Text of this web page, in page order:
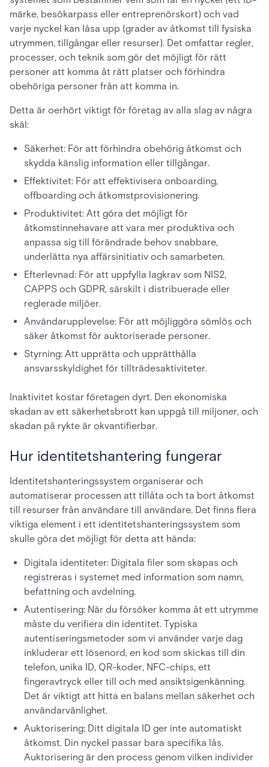
märke, besökarpass eller entreprenörskort) och vad
varje nyckel kan låsa upp (grader av åtkomst till fysiska
utrymmen, tillgångar eller resurser). Det omfattar regler,
processer, och teknik som gör det möjligt för rätt
personer att komma åt rätt platser och förhindra
obehöriga personer från att komma in.
Detta är oerhört viktigt för företag av alla slag av några
skäl:
Säkerhet: För att förhindra obehörig åtkomst och
skydda känslig information eller tillgångar.
Effektivitet: För att effektivisera onboarding,
offboarding och åtkomstprovisionering.
Produktivitet: Att göra det möjligt för
åtkomstinnehavare att vara mer produktiva och
anpassa sig till förändrade behov snabbare,
underlätta nya affärsinitiativ och samarbeten.
Efterlevnad: För att uppfylla lagkrav som NIS2,
CAPPS och GDPR, särskilt i distribuerade eller
reglerade miljöer.
Användarupplevelse: För att möjliggöra sömlös och
säker åtkomst för auktoriserade personer.
Styrning: Att upprätta och upprätthålla
ansvarsskyldighet för tillträdesaktiviteter.
Inaktivitet kostar företagen dyrt. Den ekonomiska
skadan av ett säkerhetsbrott kan uppgå till miljoner, och
skadan på rykte är okvantifierbar.
Hur identitetshantering fungerar
Identitetshanteringssystem organiserar och
automatiserar processen att tillåta och ta bort åtkomst
till resurser från användare till användare. Det finns flera
viktiga element i ett identitetshanteringssystem som
skulle göra det möjligt för detta att hända:
Digitala identiteter: Digitala filer som skapas och
registreras i systemet med information som namn,
befattning och avdelning.
Autentisering: När du försöker komma åt ett utrymme
måste du verifiera din identitet. Typiska
autentiseringsmetoder som vi använder varje dag
inkluderar ett lösenord, en kod som skickas till din
telefon, unika ID, QR-koder, NFC-chips, ett
fingeravtryck eller till och med ansiktsigenkänning.
Det är viktigt att hitta en balans mellan säkerhet och
användarvänlighet.
Auktorisering: Ditt digitala ID ger inte automatiskt
åtkomst. Din nyckel passar bara specifika lås.
Auktorisering är den process genom vilken individer